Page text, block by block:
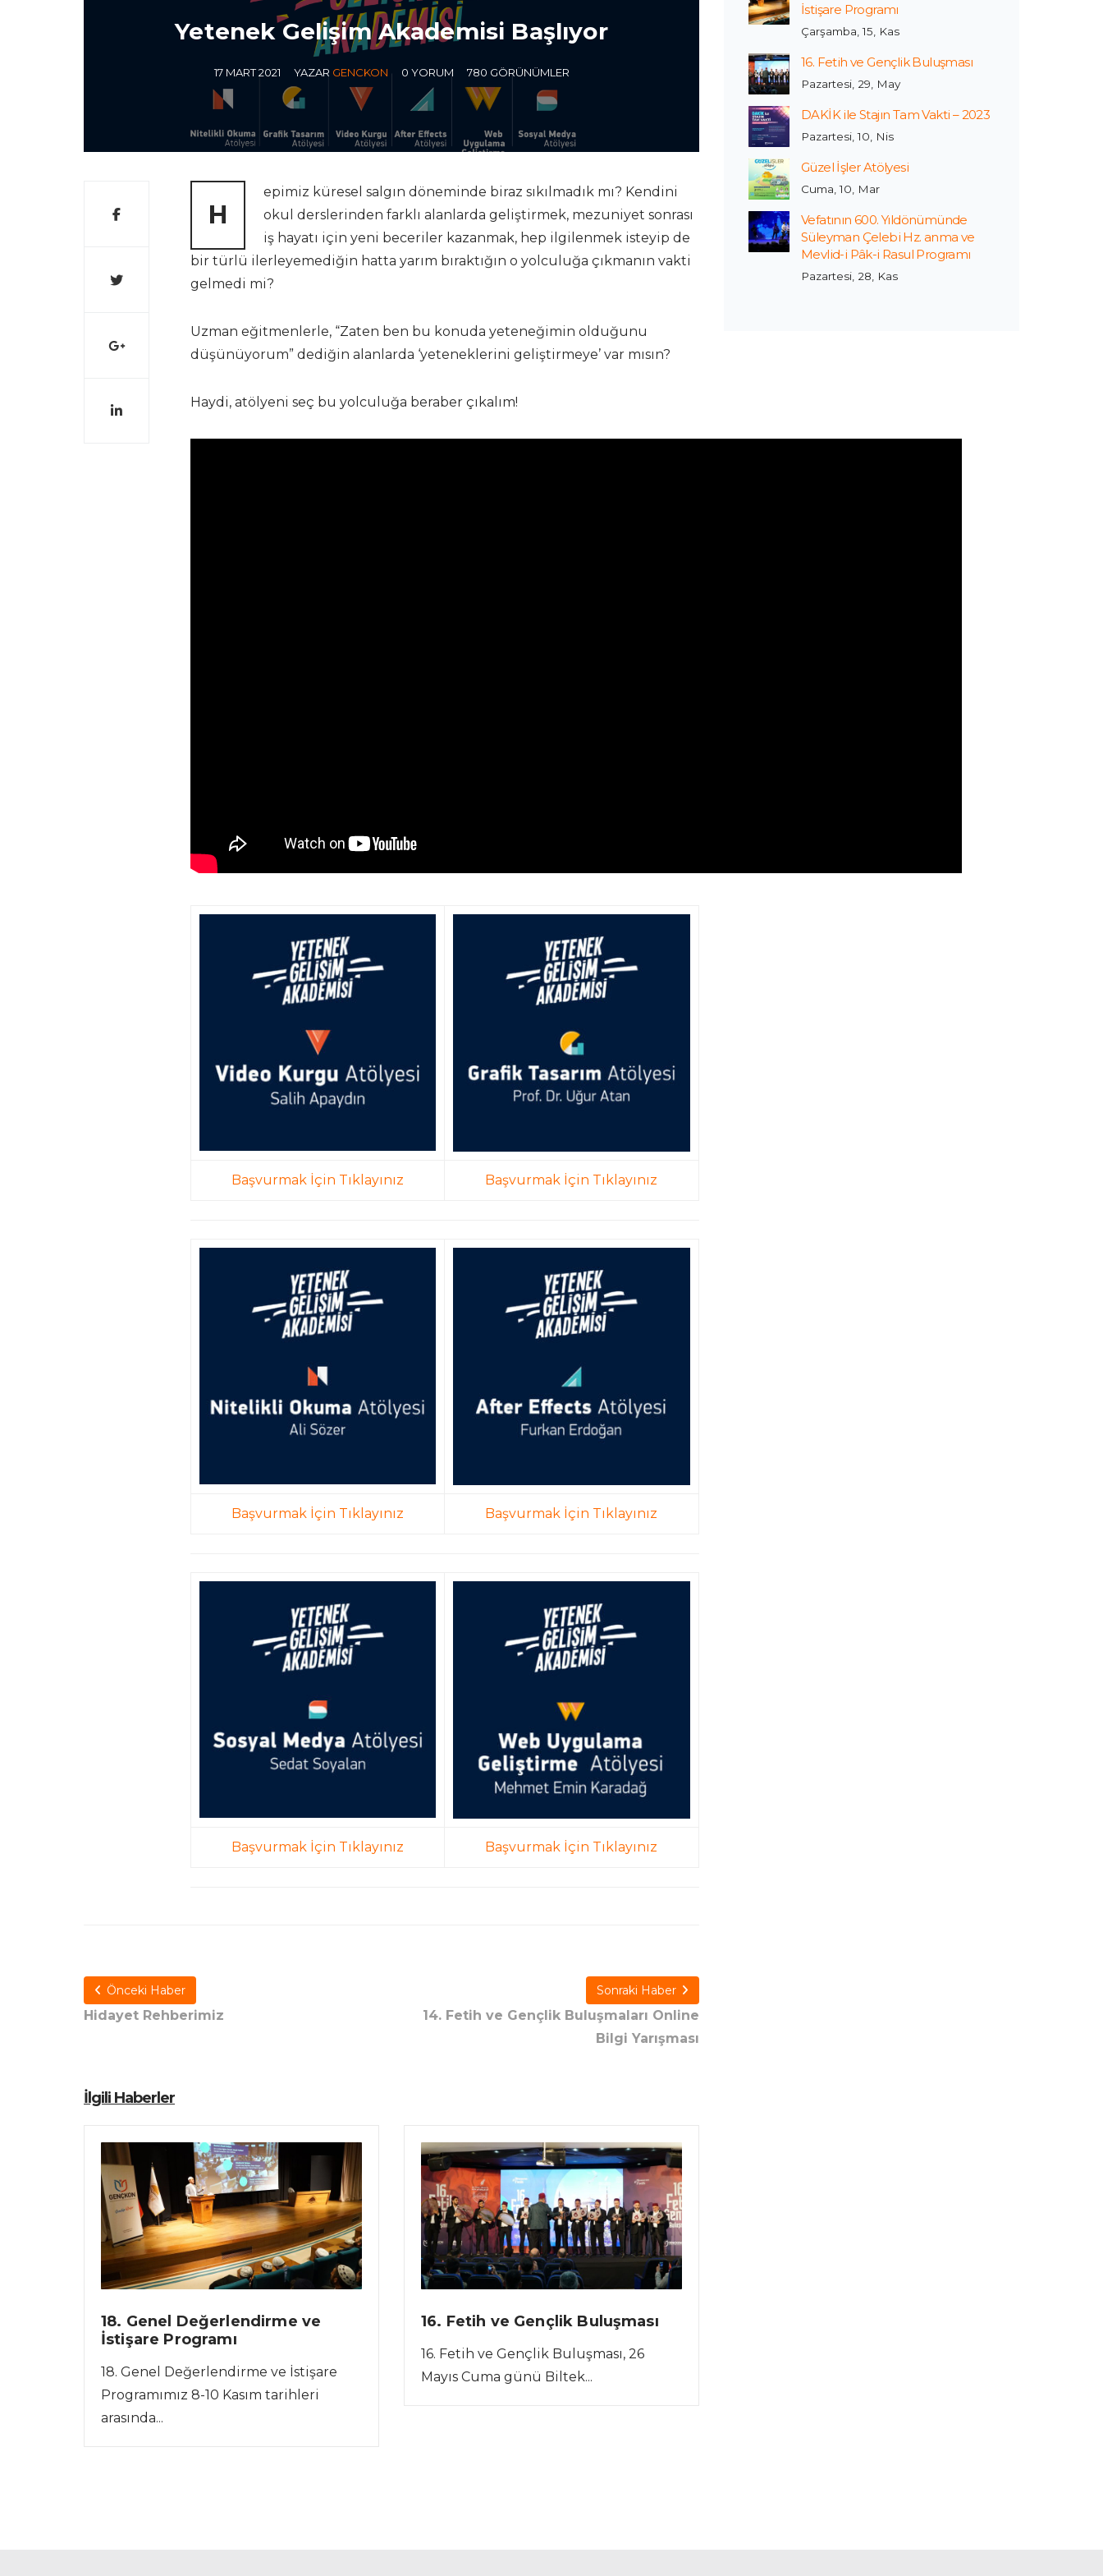
Yetenek Gelişim Akademisi Başlıyor
17 MART 2021 YAZAR GENCKON 0 YORUM 780 GÖRÜNÜMLER
H
epimiz küresel salgın döneminde biraz sıkılmadık mı? Kendini
okul derslerinden farklı alanlarda geliştirmek, mezuniyet sonrası
iş hayatı için yeni beceriler kazanmak, hep ilgilenmek isteyip de
bir türlü ilerleyemediğin hatta yarım bıraktığın o yolculuğa çıkmanın vakti
gelmedi mi?
Uzman eğitmenlerle, “Zaten ben bu konuda yeteneğimin olduğunu
düşünüyorum” dediğin alanlarda ‘yeteneklerini geliştirmeye’ var mısın?
Haydi, atölyeni seç bu yolculuğa beraber çıkalım!
Başvurmak İçin Tıklayınız Başvurmak İçin Tıklayınız
Başvurmak İçin Tıklayınız Başvurmak İçin Tıklayınız
Başvurmak İçin Tıklayınız Başvurmak İçin Tıklayınız
Önceki Haber
Hidayet Rehberimiz
Sonraki Haber
14. Fetih ve Gençlik Buluşmaları Online
Bilgi Yarışması
İlgili Haberler
18. Genel Değerlendirme ve
İstişare Programı
18. Genel Değerlendirme ve İstişare
Programımız 8-10 Kasım tarihleri
arasında...
16. Fetih ve Gençlik Buluşması
16. Fetih ve Gençlik Buluşması, 26
Mayıs Cuma günü Biltek...
İstişare Programı
Çarşamba, 15, Kas
16. Fetih ve Gençlik Buluşması
Pazartesi, 29, May
DAKİK ile Stajın Tam Vakti – 2023
Pazartesi, 10, Nis
Güzel İşler Atölyesi
Cuma, 10, Mar
Vefatının 600. Yıldönümünde
Süleyman Çelebi Hz. anma ve
Mevlid-i Pâk-i Rasul Programı
Pazartesi, 28, Kas